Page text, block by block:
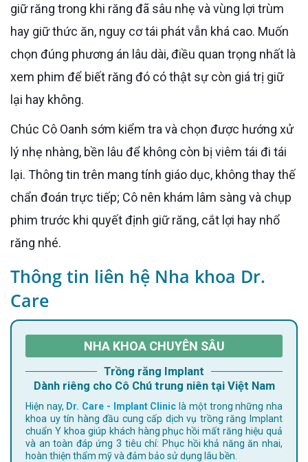
giữ răng trong khi răng đã sâu nhẹ và vùng lợi trùm
hay giữ thức ăn, nguy cơ tái phát vẫn khá cao. Muốn
chọn đúng phương án lâu dài, điều quan trọng nhất là
xem phim để biết răng đó có thật sự còn giá trị giữ
lại hay không.
Chúc Cô Oanh sớm kiểm tra và chọn được hướng xử
lý nhẹ nhàng, bền lâu để không còn bị viêm tái đi tái
lại. Thông tin trên mang tính giáo dục, không thay thế
chẩn đoán trực tiếp; Cô nên khám lâm sàng và chụp
phim trước khi quyết định giữ răng, cắt lợi hay nhổ
răng nhé.
Thông tin liên hệ Nha khoa Dr.
Care
NHA KHOA CHUYÊN SÂU
Trồng răng Implant
Dành riêng cho Cô Chú trung niên tại Việt Nam
Hiện nay, Dr. Care - Implant Clinic là một trong những nha
khoa uy tín hàng đầu cung cấp dịch vụ trồng răng Implant
chuẩn Y khoa giúp khách hàng phục hồi mất răng hiệu quả
và an toàn đáp ứng 3 tiêu chí: Phục hồi khả năng ăn nhai,
hoàn thiện thẩm mỹ và đảm bảo sử dụng lâu bền.